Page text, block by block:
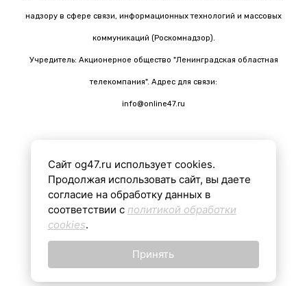
надзору в сфере связи, информационных технологий и массовых
коммуникаций (Роскомнадзор).
Учредитель: Акционерное общество "Ленинградская областная
телекомпания". Адрес для связи:
info@online47.ru
Все материалы на сайте подготовлены с помощью ИИ
16+
Сайт og47.ru использует cookies.
Продолжая использовать сайт, вы даете
согласие на обработку данных в
соответствии с политикой обработки
cookies.
Принять